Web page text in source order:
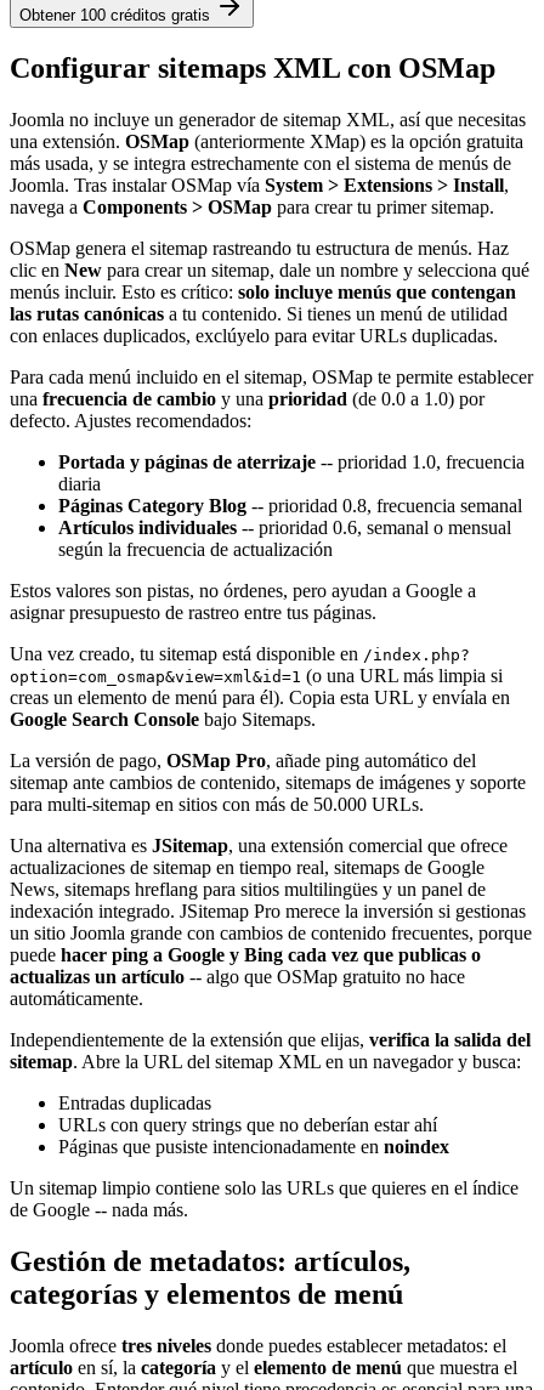
Obtener 100 créditos gratis
Configurar sitemaps XML con OSMap
Joomla no incluye un generador de sitemap XML, así que necesitas
una extensión. OSMap (anteriormente XMap) es la opción gratuita
más usada, y se integra estrechamente con el sistema de menús de
Joomla. Tras instalar OSMap vía System > Extensions > Install,
navega a Components > OSMap para crear tu primer sitemap.
OSMap genera el sitemap rastreando tu estructura de menús. Haz
clic en New para crear un sitemap, dale un nombre y selecciona qué
menús incluir. Esto es crítico: solo incluye menús que contengan
las rutas canónicas a tu contenido. Si tienes un menú de utilidad
con enlaces duplicados, exclúyelo para evitar URLs duplicadas.
Para cada menú incluido en el sitemap, OSMap te permite establecer
una frecuencia de cambio y una prioridad (de 0.0 a 1.0) por
defecto. Ajustes recomendados:
Portada y páginas de aterrizaje -- prioridad 1.0, frecuencia
diaria
Páginas Category Blog -- prioridad 0.8, frecuencia semanal
Artículos individuales -- prioridad 0.6, semanal o mensual
según la frecuencia de actualización
Estos valores son pistas, no órdenes, pero ayudan a Google a
asignar presupuesto de rastreo entre tus páginas.
Una vez creado, tu sitemap está disponible en /index.php?
option=com_osmap&view=xml&id=1 (o una URL más limpia si
creas un elemento de menú para él). Copia esta URL y envíala en
Google Search Console bajo Sitemaps.
La versión de pago, OSMap Pro, añade ping automático del
sitemap ante cambios de contenido, sitemaps de imágenes y soporte
para multi-sitemap en sitios con más de 50.000 URLs.
Una alternativa es JSitemap, una extensión comercial que ofrece
actualizaciones de sitemap en tiempo real, sitemaps de Google
News, sitemaps hreflang para sitios multilingües y un panel de
indexación integrado. JSitemap Pro merece la inversión si gestionas
un sitio Joomla grande con cambios de contenido frecuentes, porque
puede hacer ping a Google y Bing cada vez que publicas o
actualizas un artículo -- algo que OSMap gratuito no hace
automáticamente.
Independientemente de la extensión que elijas, verifica la salida del
sitemap. Abre la URL del sitemap XML en un navegador y busca:
Entradas duplicadas
URLs con query strings que no deberían estar ahí
Páginas que pusiste intencionadamente en noindex
Un sitemap limpio contiene solo las URLs que quieres en el índice
de Google -- nada más.
Gestión de metadatos: artículos,
categorías y elementos de menú
Joomla ofrece tres niveles donde puedes establecer metadatos: el
artículo en sí, la categoría y el elemento de menú que muestra el